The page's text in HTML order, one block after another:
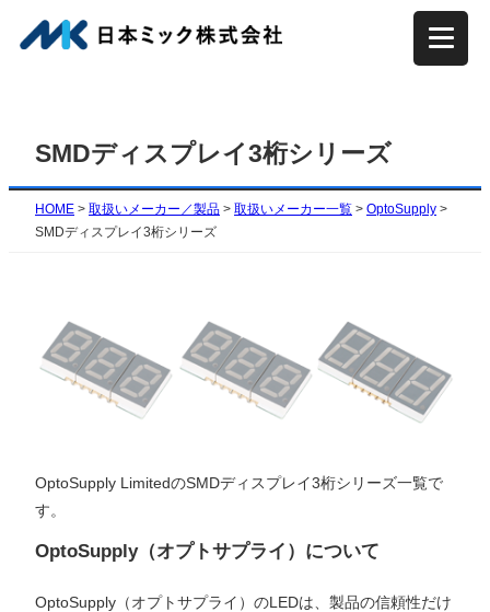
容
プ
SMDディスプレイ3桁シリーズ
HOME > 取扱いメーカー／製品 > 取扱いメーカー一覧 > OptoSupply >
SMDディスプレイ3桁シリーズ
OptoSupply LimitedのSMDディスプレイ3桁シリーズ一覧で
す。
OptoSupply（オプトサプライ）について
OptoSupply（オプトサプライ）のLEDは、製品の信頼性だけ